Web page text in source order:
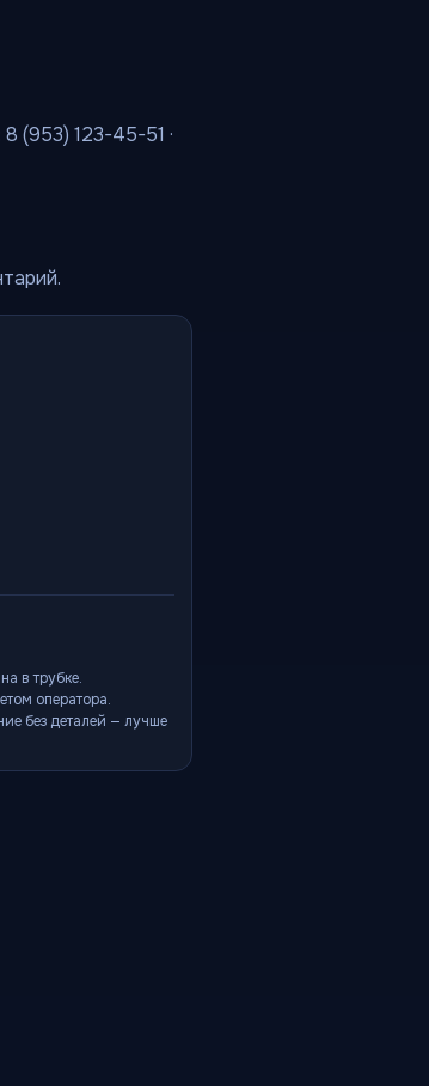
(953) 123-45-51 ·
в трубке.
оператора.
без деталей — лучше